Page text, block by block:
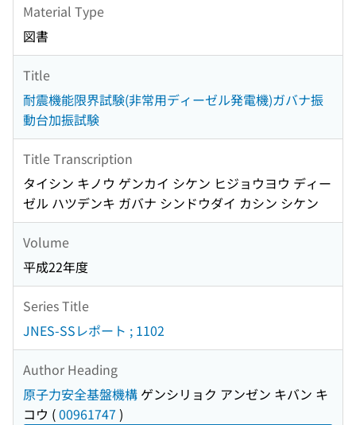
Material Type
図書
Title
耐震機能限界試験(非常用ディーゼル発電機)ガバナ振
動台加振試験
Title Transcription
タイシン キノウ ゲンカイ シケン ヒジョウヨウ ディー
ゼル ハツデンキ ガバナ シンドウダイ カシン シケン
Volume
平成22年度
Series Title
JNES-SSレポート ; 1102
Author Heading
原子力安全基盤機構 ゲンシリョク アンゼン キバン キ
コウ (00961747 )